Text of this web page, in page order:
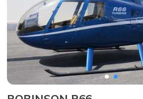
Скорость — 200 км/ч
Вместимость — 5 пассажирских мест
Рассчитать рейс